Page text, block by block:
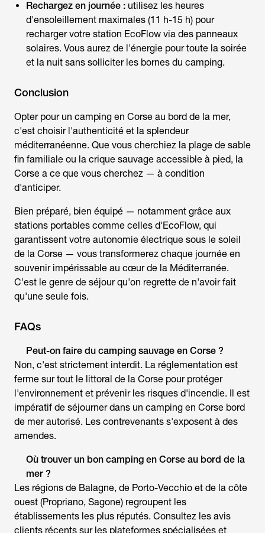
Rechargez en journée : utilisez les heures
d'ensoleillement maximales (11 h-15 h) pour
recharger votre station EcoFlow via des panneaux
solaires. Vous aurez de l'énergie pour toute la soirée
et la nuit sans solliciter les bornes du camping.
Conclusion
Opter pour un camping en Corse au bord de la mer,
c'est choisir l'authenticité et la splendeur
méditerranéenne. Que vous cherchiez la plage de sable
fin familiale ou la crique sauvage accessible à pied, la
Corse a ce que vous cherchez — à condition
d'anticiper.
Bien préparé, bien équipé — notamment grâce aux
stations portables comme celles d'EcoFlow, qui
garantissent votre autonomie électrique sous le soleil
de la Corse — vous transformerez chaque journée en
souvenir impérissable au cœur de la Méditerranée.
C'est le genre de séjour qu'on regrette de n'avoir fait
qu'une seule fois.
FAQs
Peut-on faire du camping sauvage en Corse ?
Non, c'est strictement interdit. La réglementation est
ferme sur tout le littoral de la Corse pour protéger
l'environnement et prévenir les risques d'incendie. Il est
impératif de séjourner dans un camping en Corse bord
de mer autorisé. Les contrevenants s'exposent à des
amendes.
Où trouver un bon camping en Corse au bord de la
mer ?
Les régions de Balagne, de Porto-Vecchio et de la côte
ouest (Propriano, Sagone) regroupent les
établissements les plus réputés. Consultez les avis
clients récents sur les plateformes spécialisées et